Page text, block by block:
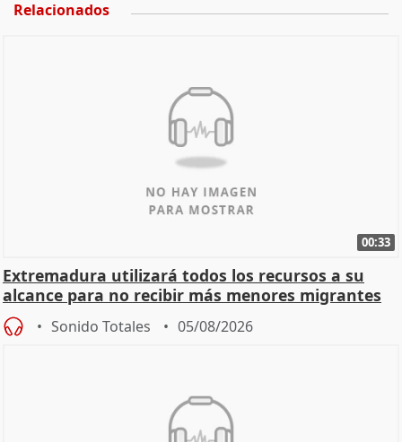
Relacionados
00:33
Extremadura utilizará todos los recursos a su
alcance para no recibir más menores migrantes
Sonido Totales 05/08/2026